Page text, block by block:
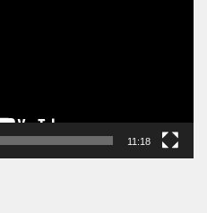
11:18